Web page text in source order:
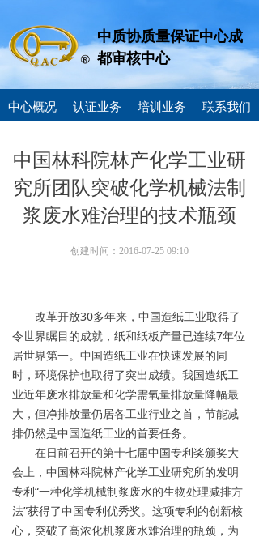
中质协质量保证中心成
都审核中心
中心概况 认证业务 培训业务 联系我们
中国林科院林产化学工业研
究所团队突破化学机械法制
浆废水难治理的技术瓶颈
创建时间： 2016-07-25 09:10
改革开放30多年来，中国造纸工业取得了
令世界瞩目的成就，纸和纸板产量已连续7年位
居世界第一。中国造纸工业在快速发展的同
时，环境保护也取得了突出成绩。我国造纸工
业近年废水排放量和化学需氧量排放量降幅最
大，但净排放量仍居各工业行业之首，节能减
排仍然是中国造纸工业的首要任务。
在日前召开的第十七届中国专利奖颁奖大
会上，中国林科院林产化学工业研究所的发明
专利“一种化学机械制浆废水的生物处理减排方
法”获得了中国专利优秀奖。这项专利的创新核
心，突破了高浓化机浆废水难治理的瓶颈，为